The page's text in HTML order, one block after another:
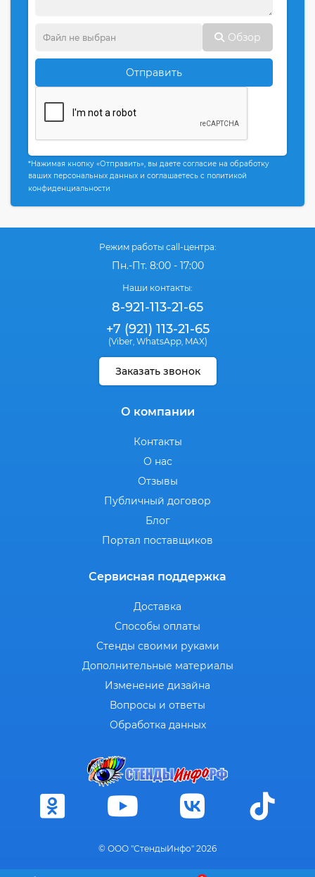
Обзор
Отправить
*Нажимая кнопку «Отправить», вы даете согласие на обработку
ваших персональных данных и соглашаетесь с политикой
конфиденциальности
Режим работы call-центра:
Пн.-Пт. 8:00 - 17:00
Наши контакты:
8-921-113-21-65
+7 (921) 113-21-65
(Viber, WhatsApp, MAX)
Заказать звонок
О компании
Контакты
О нас
Отзывы
Публичный договор
Блог
Портал поставщиков
Сервисная поддержка
Доставка
Способы оплаты
Стенды своими руками
Дополнительные материалы
Изменение дизайна
Вопросы и ответы
Обработка данных
© ООО "СтендыИнфо" 2026